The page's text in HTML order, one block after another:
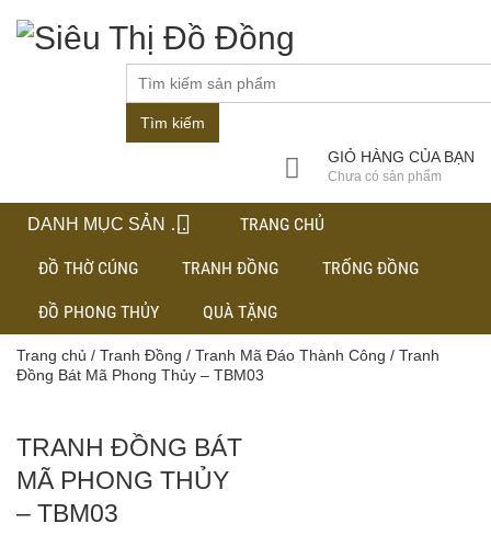
Tìm kiếm
GIỎ HÀNG CỦA BẠN
Chưa có sản phẩm
DANH MỤC SẢN PHẨM TRANG CHỦ
ĐỒ THỜ CÚNG TRANH ĐỒNG TRỐNG ĐỒNG
ĐỒ PHONG THỦY QUÀ TẶNG
Trang chủ / Tranh Đồng / Tranh Mã Đáo Thành Công / Tranh
Đồng Bát Mã Phong Thủy – TBM03
TRANH ĐỒNG BÁT
MÃ PHONG THỦY
– TBM03